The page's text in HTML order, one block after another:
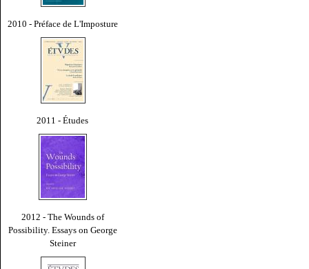
2010 - Préface de L'Imposture
2011 - Études
2012 - The Wounds of
Possibility. Essays on George
Steiner